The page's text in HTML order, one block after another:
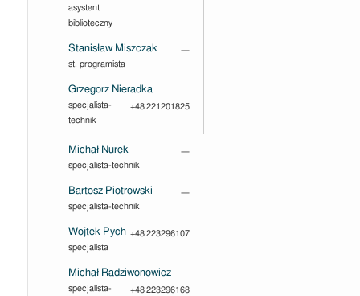
asystent
biblioteczny
Stanisław Miszczak
—
st. programista
Grzegorz Nieradka
+48 221201825
specjalista-
technik
Michał Nurek
—
specjalista-technik
Bartosz Piotrowski
—
specjalista-technik
Wojtek Pych +48 223296107
specjalista
Michał Radziwonowicz
+48 223296168
specjalista-